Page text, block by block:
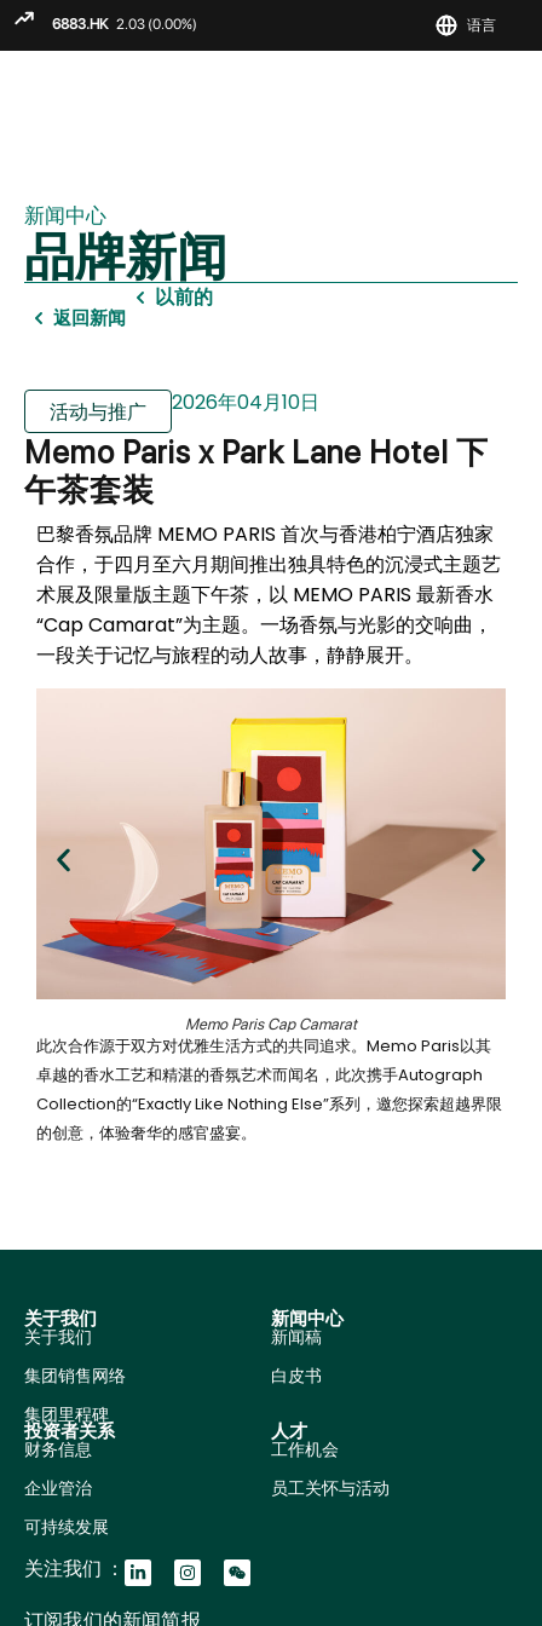
语言
新闻中心
品牌新闻
返回新闻
以前的
活动与推广 2026年04月10日
Memo Paris x Park Lane Hotel 下
午茶套装
巴黎香氛品牌 MEMO PARIS 首次与香港柏宁酒店独家
合作，于四月至六月期间推出独具特色的沉浸式主题艺
术展及限量版主题下午茶，以 MEMO PARIS 最新香水
“Cap Camarat”为主题。一场香氛与光影的交响曲，
一段关于记忆与旅程的动人故事，静静展开。
Memo Paris Cap Camarat
此次合作源于双方对优雅生活方式的共同追求。Memo Paris以其
卓越的香水工艺和精湛的香氛艺术而闻名，此次携手Autograph
Collection的“Exactly Like Nothing Else”系列，邀您探索超越界限
的创意，体验奢华的感官盛宴。
关于我们
关于我们
集团销售网络
集团里程碑
新闻中心
新闻稿
白皮书
投资者关系
财务信息
企业管治
可持续发展
人才
工作机会
员工关怀与活动
关注我们 ：
订阅我们的新闻简报